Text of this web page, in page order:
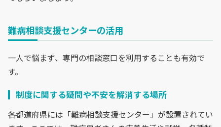
難病相談支援センターの活用
一人で悩まず、専門の相談窓口を利用することも有効で
す。
制度に関する疑問や不安を解消する場所
各都道府県には「難病相談支援センター」が設置されてい